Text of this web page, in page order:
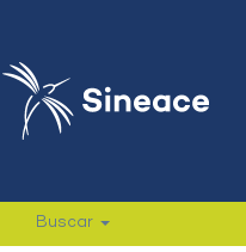
Buscar